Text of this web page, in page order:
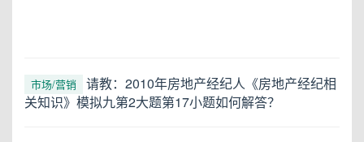
市场/营销
请教：2010年房地产经纪人《房地产经纪相
关知识》模拟九第2大题第17小题如何解答？